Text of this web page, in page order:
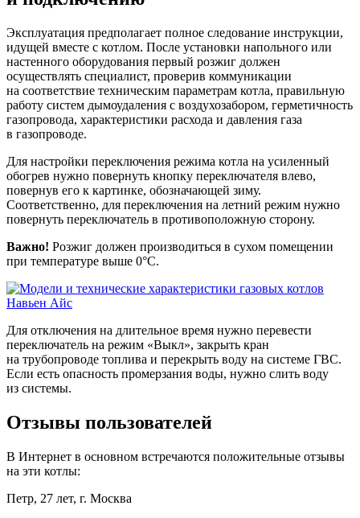
Эксплуатация предполагает полное следование инструкции,
идущей вместе с котлом. После установки напольного или
настенного оборудования первый розжиг должен
осуществлять специалист, проверив коммуникации
на соответствие техническим параметрам котла, правильную
работу систем дымоудаления с воздухозабором, герметичность
газопровода, характеристики расхода и давления газа
в газопроводе.
Для настройки переключения режима котла на усиленный
обогрев нужно повернуть кнопку переключателя влево,
повернув его к картинке, обозначающей зиму.
Соответственно, для переключения на летний режим нужно
повернуть переключатель в противоположную сторону.
Важно! Розжиг должен производиться в сухом помещении
при температуре выше 0°С.
Для отключения на длительное время нужно перевести
переключатель на режим «Выкл», закрыть кран
на трубопроводе топлива и перекрыть воду на системе ГВС.
Если есть опасность промерзания воды, нужно слить воду
из системы.
Отзывы пользователей
В Интернет в основном встречаются положительные отзывы
на эти котлы:
Петр, 27 лет, г. Москва